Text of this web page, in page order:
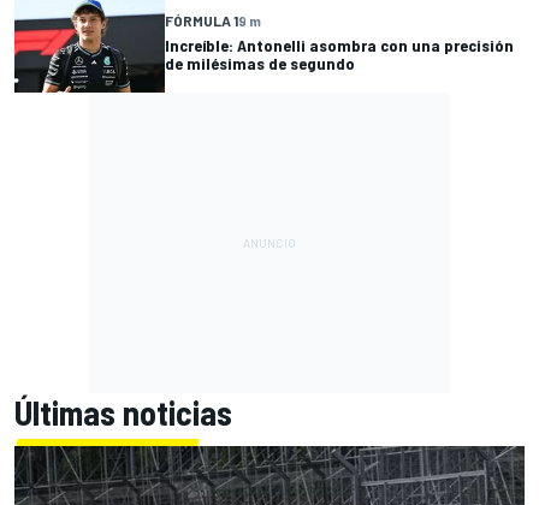
FÓRMULA 19 m
Increíble: Antonelli asombra con una precisión
de milésimas de segundo
Últimas noticias